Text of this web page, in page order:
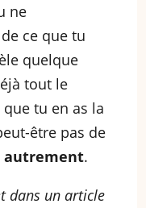
ne
ce que tu
quelque
tout le
tu en as la
être pas de
autrement.
dans un article